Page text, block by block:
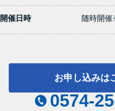
開催日時 随時開
お申し込みは
0574-